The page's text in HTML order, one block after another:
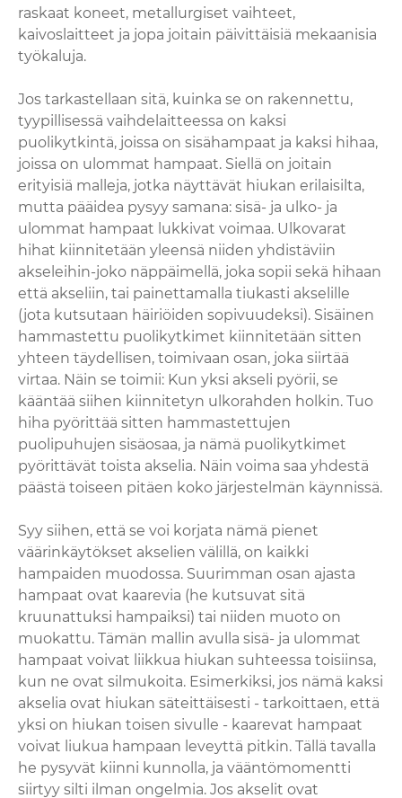
raskaat koneet, metallurgiset vaihteet,
kaivoslaitteet ja jopa joitain päivittäisiä mekaanisia
työkaluja.
Jos tarkastellaan sitä, kuinka se on rakennettu,
tyypillisessä vaihdelaitteessa on kaksi
puolikytkintä, joissa on sisähampaat ja kaksi hihaa,
joissa on ulommat hampaat. Siellä on joitain
erityisiä malleja, jotka näyttävät hiukan erilaisilta,
mutta pääidea pysyy samana: sisä- ja ulko- ja
ulommat hampaat lukkivat voimaa. Ulkovarat
hihat kiinnitetään yleensä niiden yhdistäviin
akseleihin-joko näppäimellä, joka sopii sekä hihaan
että akseliin, tai painettamalla tiukasti akselille
(jota kutsutaan häiriöiden sopivuudeksi). Sisäinen
hammastettu puolikytkimet kiinnitetään sitten
yhteen täydellisen, toimivaan osan, joka siirtää
virtaa. Näin se toimii: Kun yksi akseli pyörii, se
kääntää siihen kiinnitetyn ulkorahden holkin. Tuo
hiha pyörittää sitten hammastettujen
puolipuhujen sisäosaa, ja nämä puolikytkimet
pyörittävät toista akselia. Näin voima saa yhdestä
päästä toiseen pitäen koko järjestelmän käynnissä.
Syy siihen, että se voi korjata nämä pienet
väärinkäytökset akselien välillä, on kaikki
hampaiden muodossa. Suurimman osan ajasta
hampaat ovat kaarevia (he kutsuvat sitä
kruunattuksi hampaiksi) tai niiden muoto on
muokattu. Tämän mallin avulla sisä- ja ulommat
hampaat voivat liikkua hiukan suhteessa toisiinsa,
kun ne ovat silmukoita. Esimerkiksi, jos nämä kaksi
akselia ovat hiukan säteittäisesti - tarkoittaen, että
yksi on hiukan toisen sivulle - kaarevat hampaat
voivat liukua hampaan leveyttä pitkin. Tällä tavalla
he pysyvät kiinni kunnolla, ja vääntömomentti
siirtyy silti ilman ongelmia. Jos akselit ovat